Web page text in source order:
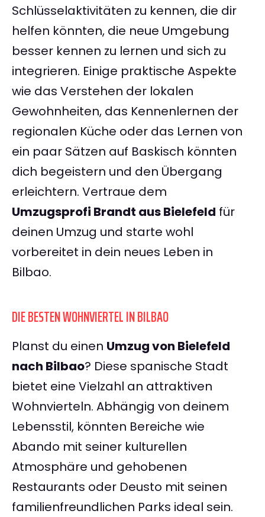
Schlüsselaktivitäten zu kennen, die dir
helfen könnten, die neue Umgebung
besser kennen zu lernen und sich zu
integrieren. Einige praktische Aspekte
wie das Verstehen der lokalen
Gewohnheiten, das Kennenlernen der
regionalen Küche oder das Lernen von
ein paar Sätzen auf Baskisch könnten
dich begeistern und den Übergang
erleichtern. Vertraue dem
Umzugsprofi Brandt aus Bielefeld für
deinen Umzug und starte wohl
vorbereitet in dein neues Leben in
Bilbao.
DIE BESTEN WOHNVIERTEL IN BILBAO
Planst du einen Umzug von Bielefeld
nach Bilbao? Diese spanische Stadt
bietet eine Vielzahl an attraktiven
Wohnvierteln. Abhängig von deinem
Lebensstil, könnten Bereiche wie
Abando mit seiner kulturellen
Atmosphäre und gehobenen
Restaurants oder Deusto mit seinen
familienfreundlichen Parks ideal sein.